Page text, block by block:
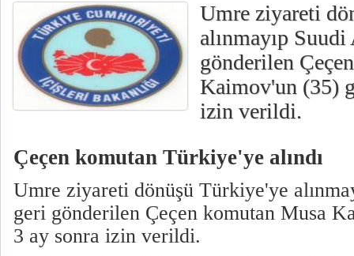
Umre ziyareti
alınmayıp
gönderilen
Kaimov'un (35)
izin verildi.
Çeçen komutan Türkiye'ye alındı
Umre ziyareti dönüşü Türkiye'ye
geri gönderilen Çeçen komutan Musa
3 ay sonra izin verildi.